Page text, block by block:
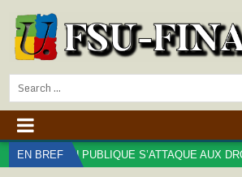
Search
for:
EN BREF
PUBLIQUE S’ATTAQUE AUX DROITS DES